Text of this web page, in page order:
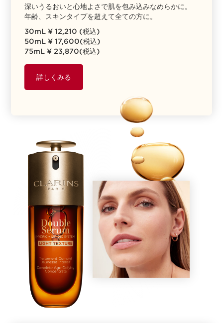
深いうるおいと心地よさで肌を包み込みなめらかに。
年齢、スキンタイプを超えて全ての方に。
30mL ¥ 12,210 (税込)
50mL ¥ 17,600(税込)
75mL ¥ 23,870(税込)
詳しくみる